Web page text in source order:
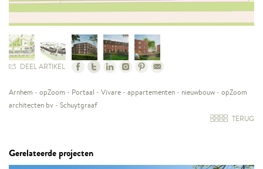
DEEL ARTIKEL
Arnhem - opZoom - Portaal - Vivare - appartementen - nieuwbouw - opZoom
architecten bv - Schuytgraaf
TERUG
Gerelateerde projecten